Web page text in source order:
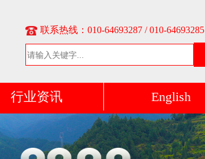
联系热线：010-64693287 / 010-64693285
行业资讯 English